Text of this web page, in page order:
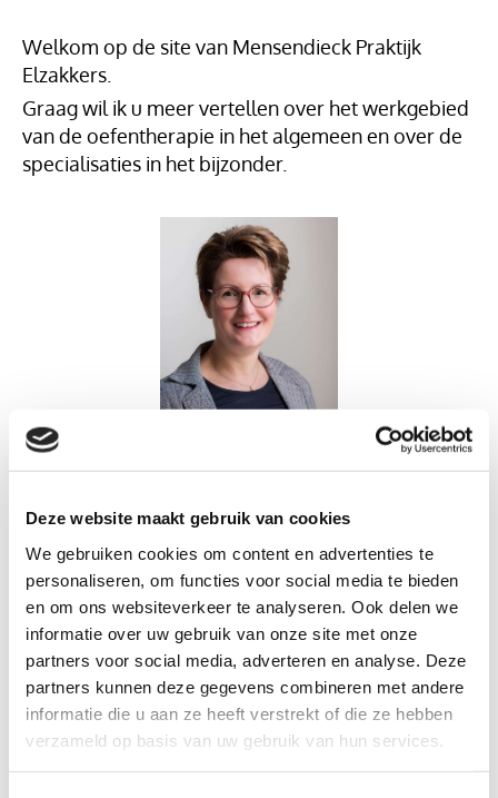
Deze website maakt gebruik van cookies
We gebruiken cookies om content en advertenties te
personaliseren, om functies voor social media te bieden
en om ons websiteverkeer te analyseren. Ook delen we
informatie over uw gebruik van onze site met onze
partners voor social media, adverteren en analyse. Deze
partners kunnen deze gegevens combineren met andere
informatie die u aan ze heeft verstrekt of die ze hebben
verzameld op basis van uw gebruik van hun services.
Welkom op de site van Mensendieck Praktijk
Elzakkers.
Graag wil ik u meer vertellen over het werkgebied
van de oefentherapie in het algemeen en over de
specialisaties in het bijzonder.
Bij Mensendieck Praktijk Elzakkers in
Bergen Op Zoom & Halsteren staat:
De patiënt centraal
Wordt samengewerkt met de patiënt
Wordt samengewerkt met andere (para)medici
Wordt de best mogelijke zorg volgens de